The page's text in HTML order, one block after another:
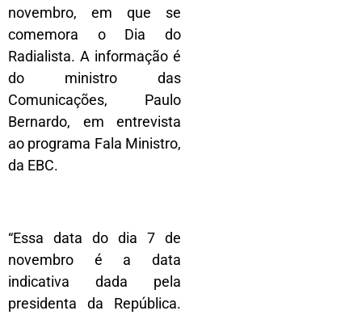
novembro, em que se
comemora o Dia do
Radialista. A informação é
do ministro das
Comunicações, Paulo
Bernardo, em entrevista
ao programa Fala Ministro,
da EBC.
“Essa data do dia 7 de
novembro é a data
indicativa dada pela
presidenta da República.